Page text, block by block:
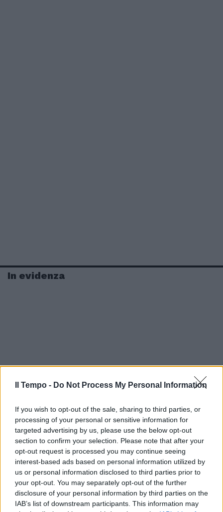
Il Tempo - Do Not Process My Personal Information
If you wish to opt-out of the sale, sharing to third parties, or
processing of your personal or sensitive information for
targeted advertising by us, please use the below opt-out
section to confirm your selection. Please note that after your
opt-out request is processed you may continue seeing
interest-based ads based on personal information utilized by
us or personal information disclosed to third parties prior to
your opt-out. You may separately opt-out of the further
disclosure of your personal information by third parties on the
IAB’s list of downstream participants. This information may
In evidenza